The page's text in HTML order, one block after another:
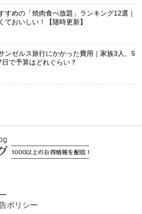
すめの「焼肉食べ放題」ランキング12選｜
ておいしい！【随時更新】
ンゼルス旅行にかかった費用｜家族3人、5
日で予算はどれぐらい？
ポリシー